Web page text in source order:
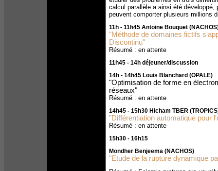
calcul parallèle a ainsi été développé,
peuvent comporter plusieurs millions
11h - 11h45 Antoine Bouquet
"Méthode de domaines fictifs
Discontinu"
Résumé : en attente
11h45 - 14h déjeuner/discussion
14h - 14h45 Louis Blanchard (OPALE)
"Optimisation de forme en
réseaux"
Résumé : en attente
14h45 - 15h30 Hicham TBER
"Différentiation automatique pour
Résumé : en attente
15h30 - 16h15
Mondher Benjeema (NACHOS)
"Etude de la rupture dynamique